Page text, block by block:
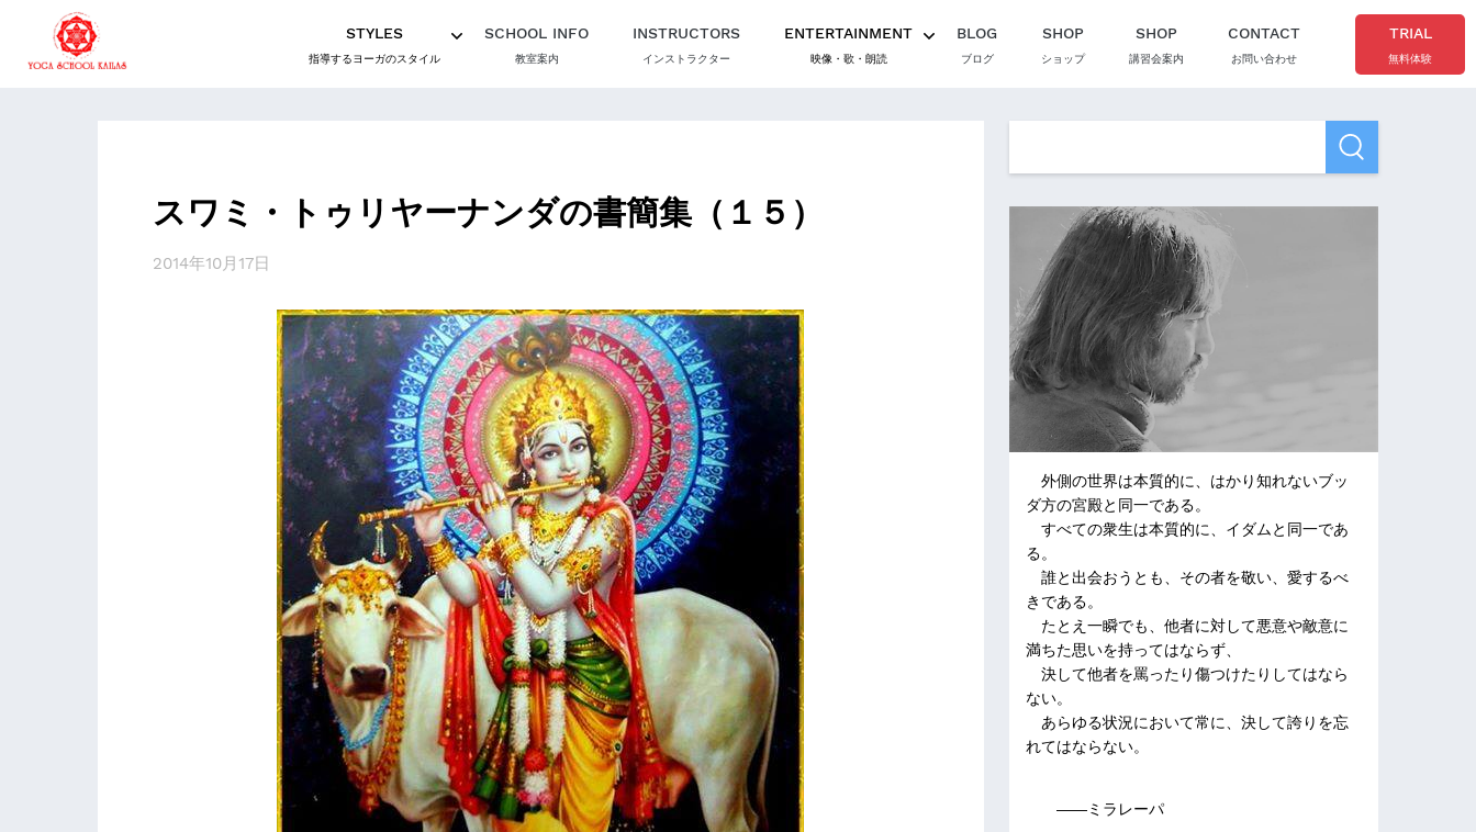
STYLES
指導するヨーガのスタイル
SCHOOL INFO
教室案内
INSTRUCTORS
インストラクター
ENTERTAINMENT
映像・歌・朗読
BLOG
ブログ
SHOP
ショップ
SHOP
講習会案内
CONTACT
お問い合わせ
TRIAL
無料体験
スワミ・トゥリヤーナンダの書簡集（１５）
2014年10月17日
外側の世界は本質的に、はかり知れないブッ
ダ方の宮殿と同一である。
すべての衆生は本質的に、イダムと同一であ
る。
誰と出会おうとも、その者を敬い、愛するべ
きである。
たとえ一瞬でも、他者に対して悪意や敵意に
満ちた思いを持ってはならず、
決して他者を罵ったり傷つけたりしてはなら
ない。
あらゆる状況において常に、決して誇りを忘
れてはならない。
――ミラレーパ